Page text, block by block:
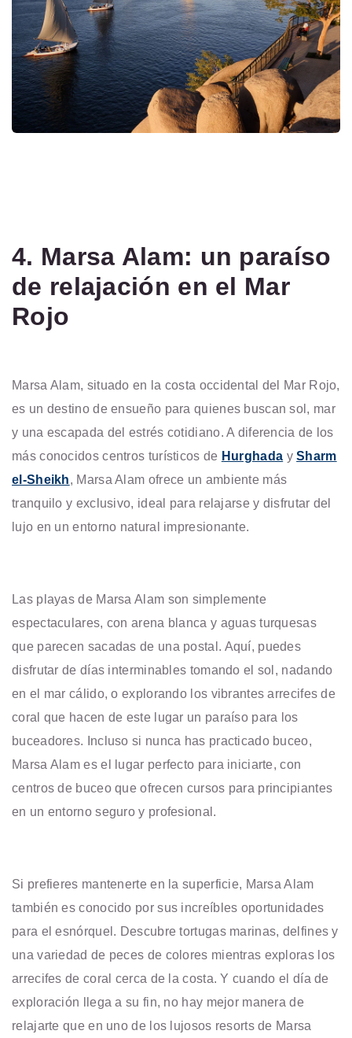
4. Marsa Alam: un paraíso
de relajación en el Mar
Rojo
Marsa Alam, situado en la costa occidental del Mar Rojo,
es un destino de ensueño para quienes buscan sol, mar
y una escapada del estrés cotidiano. A diferencia de los
más conocidos centros turísticos de Hurghada ySharm
el-Sheikh, Marsa Alam ofrece un ambiente más
tranquilo y exclusivo, ideal para relajarse y disfrutar del
lujo en un entorno natural impresionante.
Las playas de Marsa Alam son simplemente
espectaculares, con arena blanca y aguas turquesas
que parecen sacadas de una postal. Aquí, puedes
disfrutar de días interminables tomando el sol, nadando
en el mar cálido, o explorando los vibrantes arrecifes de
coral que hacen de este lugar un paraíso para los
buceadores. Incluso si nunca has practicado buceo,
Marsa Alam es el lugar perfecto para iniciarte, con
centros de buceo que ofrecen cursos para principiantes
en un entorno seguro y profesional.
Si prefieres mantenerte en la superficie, Marsa Alam
también es conocido por sus increíbles oportunidades
para el esnórquel. Descubre tortugas marinas, delfines y
una variedad de peces de colores mientras exploras los
arrecifes de coral cerca de la costa. Y cuando el día de
exploración llega a su fin, no hay mejor manera de
relajarte que en uno de los lujosos resorts de Marsa